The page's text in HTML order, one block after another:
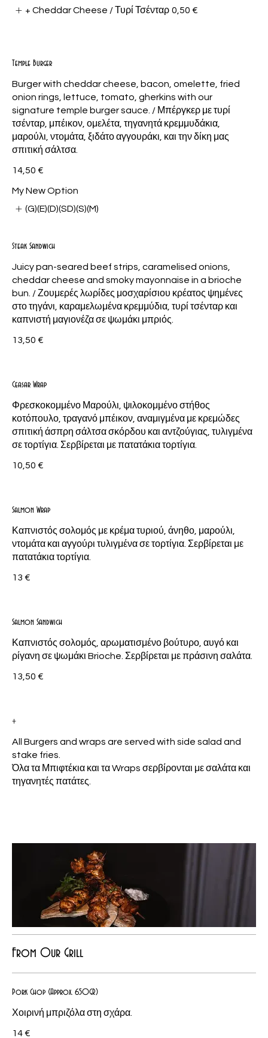
+ Cheddar Cheese / Τυρί Τσένταρ 0,50 €
Temple Burger
Burger with cheddar cheese, bacon, omelette, fried
onion rings, lettuce, tomato, gherkins with our
signature temple burger sauce. / Μπέργκερ με τυρί
τσένταρ, μπέικον, ομελέτα, τηγανητά κρεμμυδάκια,
μαρούλι, ντομάτα, ξιδάτο αγγουράκι, και την δίκη μας
σπιτική σάλτσα.
14,50 €
My New Option
(G)(E)(D)(SD)(S)(M)
Steak Sandwich
Juicy pan-seared beef strips, caramelised onions,
cheddar cheese and smoky mayonnaise in a brioche
bun. / Ζουμερές λωρίδες μοσχαρίσιου κρέατος ψημένες
στο τηγάνι, καραμελωμένα κρεμμύδια, τυρί τσένταρ και
καπνιστή μαγιονέζα σε ψωμάκι μπριός.
13,50 €
Ceasar Wrap
Φρεσκοκομμένο Μαρούλι, ψιλοκομμένο στήθος
κοτόπουλο, τραγανό μπέικον, αναμιγμένα με κρεμώδες
σπιτική άσπρη σάλτσα σκόρδου και αντζούγιας, τυλιγμένα
σε τορτίγια. Σερβίρεται με πατατάκια τορτίγια.
10,50 €
Salmon Wrap
Καπνιστός σολομός με κρέμα τυριού, άνηθο, μαρούλι,
ντομάτα και αγγούρι τυλιγμένα σε τορτίγια. Σερβίρεται με
πατατάκια τορτίγια.
13 €
Salmon Sandwich
Καπνιστός σολομός, αρωματισμένο βούτυρο, αυγό και
ρίγανη σε ψωμάκι Brioche. Σερβίρεται με πράσινη σαλάτα.
13,50 €
+
All Burgers and wraps are served with side salad and
stake fries.
Όλα τα Μπιφτέκια και τα Wraps σερβίρονται με σαλάτα και
τηγανητές πατάτες.
From Our Grill
Pork Chop (Approx. 650GR)
Χοιρινή μπριζόλα στη σχάρα.
14 €